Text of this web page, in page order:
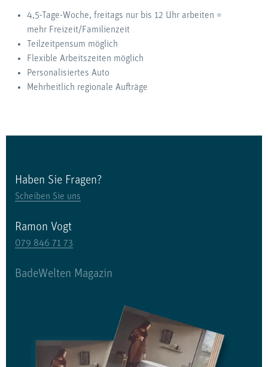
4,5-Tage-Woche, freitags nur bis 12 Uhr arbeiten =
mehr Freizeit/Familienzeit
Teilzeitpensum möglich
Flexible Arbeitszeiten möglich
Personalisiertes Auto
Mehrheitlich regionale Aufträge
Haben Sie Fragen?
Scheiben Sie uns
Ramon Vogt
079 846 71 73
BadeWelten Magazin